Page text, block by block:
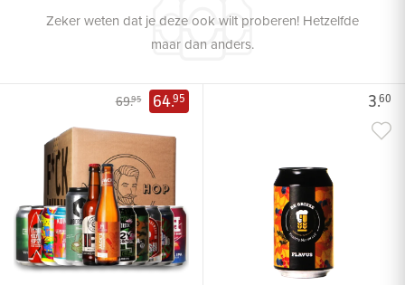
Zeker weten dat je deze ook wilt proberen! Hetzelfde
maar dan anders.
69.95 64.95 3.60